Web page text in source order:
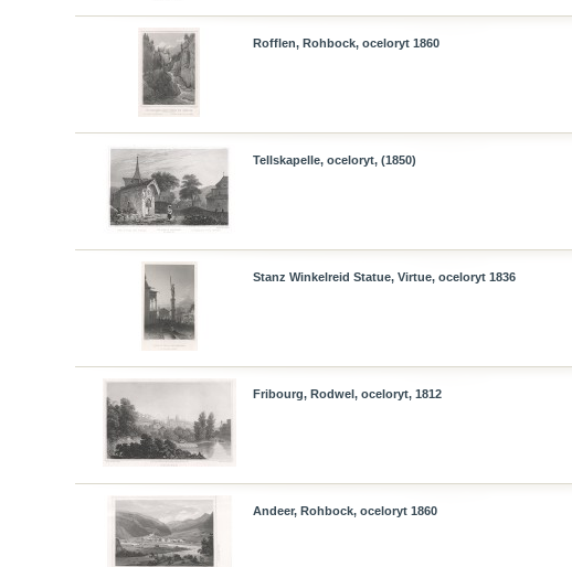
Rofflen, Rohbock, oceloryt 1860
Tellskapelle, oceloryt, (1850)
Stanz Winkelreid Statue, Virtue, oceloryt 1836
Fribourg, Rodwel, oceloryt, 1812
Andeer, Rohbock, oceloryt 1860